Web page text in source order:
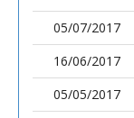
05/07/2017
16/06/2017
05/05/2017